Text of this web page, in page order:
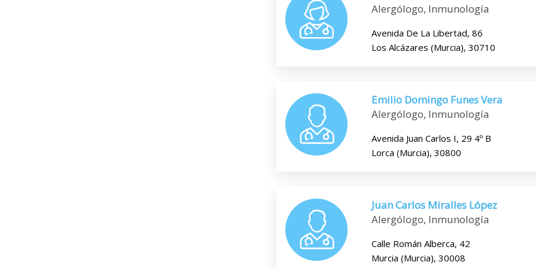
Alergólogo, Inmunología
Avenida De La Libertad, 86
Los Alcázares (Murcia), 30710
Emilio Domingo Funes Vera
Alergólogo, Inmunología
Avenida Juan Carlos I, 29 4º B
Lorca (Murcia), 30800
Juan Carlos Miralles López
Alergólogo, Inmunología
Calle Román Alberca, 42
Murcia (Murcia), 30008